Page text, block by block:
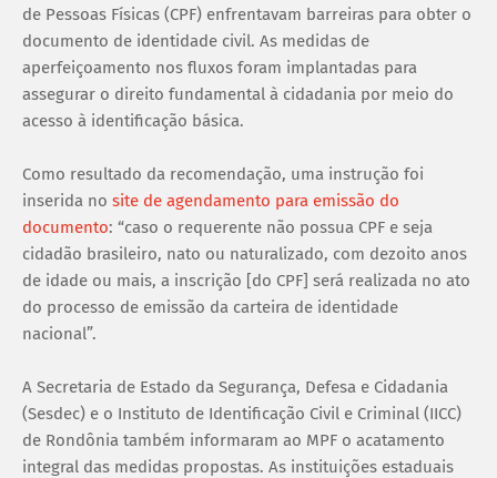
de Pessoas Físicas (CPF) enfrentavam barreiras para obter o
documento de identidade civil. As medidas de
aperfeiçoamento nos fluxos foram implantadas para
assegurar o direito fundamental à cidadania por meio do
acesso à identificação básica.
Como resultado da recomendação, uma instrução foi
inserida no site de agendamento para emissão do
documento: “caso o requerente não possua CPF e seja
cidadão brasileiro, nato ou naturalizado, com dezoito anos
de idade ou mais, a inscrição [do CPF] será realizada no ato
do processo de emissão da carteira de identidade
nacional”.
A Secretaria de Estado da Segurança, Defesa e Cidadania
(Sesdec) e o Instituto de Identificação Civil e Criminal (IICC)
de Rondônia também informaram ao MPF o acatamento
integral das medidas propostas. As instituições estaduais